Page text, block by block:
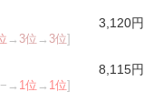
→ 3位 → 3位]
3,120円
1位 → 1位]
8,115円